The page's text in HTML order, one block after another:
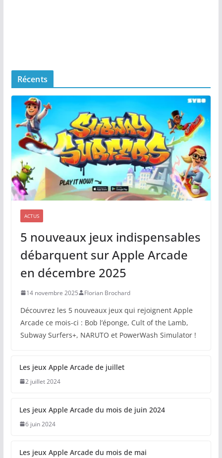
Récents
ACTUS
5 nouveaux jeux indispensables
débarquent sur Apple Arcade
en décembre 2025
14 novembre 2025 Florian Brochard
Découvrez les 5 nouveaux jeux qui rejoignent Apple
Arcade ce mois-ci : Bob l’éponge, Cult of the Lamb,
Subway Surfers+, NARUTO et PowerWash Simulator !
Les jeux Apple Arcade de juillet
2 juillet 2024
Les jeux Apple Arcade du mois de juin 2024
6 juin 2024
Les jeux Apple Arcade du mois de mai